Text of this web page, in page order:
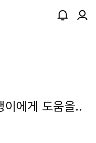
이에게 도움을..